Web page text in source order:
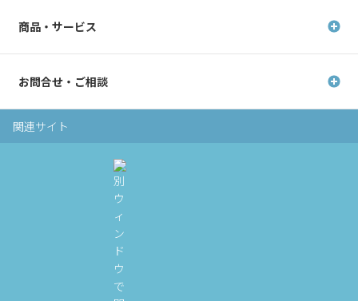
商品・サービス
お問合せ・ご相談
関連サイト